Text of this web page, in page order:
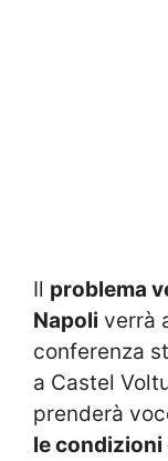
Il problema
Napoli verrà
conferenza
a Castel
prenderà
le